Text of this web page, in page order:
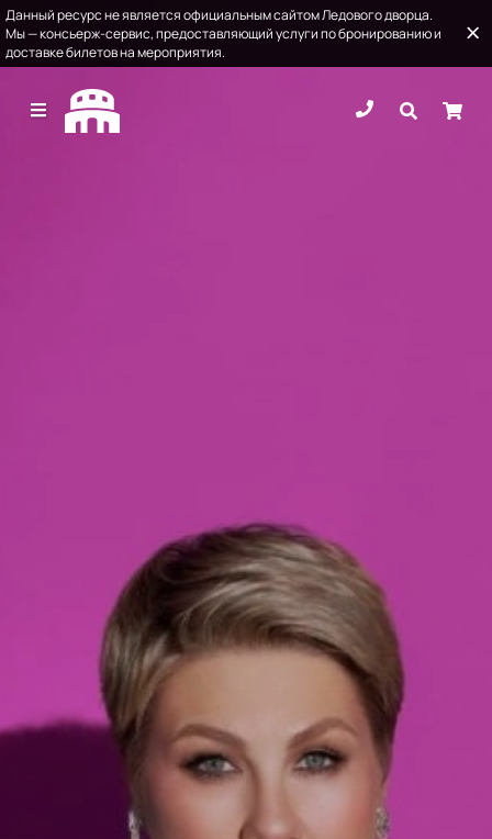
Данный ресурс не является официальным сайтом Ледового дворца.
Мы — консьерж-сервис, предоставляющий услуги по бронированию и
доставке билетов на мероприятия.